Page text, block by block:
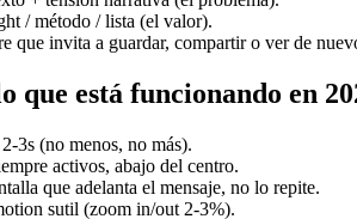
/ método / lista (el valor).
que invita a guardar, compartir o ver de
que está funcionando en
3s (no menos, no más).
activos, abajo del centro.
que adelanta el mensaje, no lo repite.
sutil (zoom in/out 2-3%).